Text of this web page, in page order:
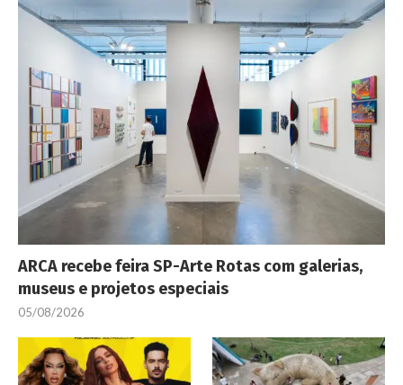
ARCA recebe feira SP-Arte Rotas com galerias,
museus e projetos especiais
05/08/2026